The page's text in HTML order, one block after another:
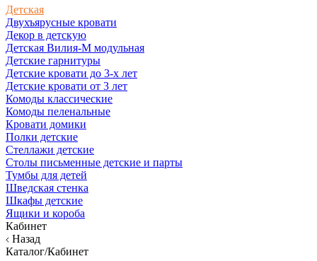
Детская
Двухъярусные кровати
Декор в детскую
Детская Вилия-М модульная
Детские гарнитуры
Детские кровати до 3-х лет
Детские кровати от 3 лет
Комоды классические
Комоды пеленальные
Кровати домики
Полки детские
Стеллажи детские
Столы письменные детские и парты
Тумбы для детей
Шведская стенка
Шкафы детские
Ящики и короба
Кабинет
Назад
Каталог/Кабинет